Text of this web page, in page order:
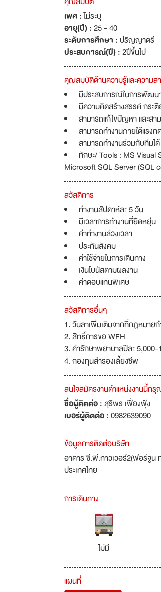
เพศ :ไม่ระบุ
อายุ(ปี) :25 - 40
ระดับการศึกษา :ปริญญาตรี
ประสบการณ์(ปี) :2ปีขึ้นไป
คุณสมบัติด้านความรู้และความส
มีประสบการณ์ในการพัฒน
มีความคิดสร้างสรรค์ กระตื
สามารถแก้ไขปัญหา และสา
สามารถทำงานภายใต้แรงก
สามารถทำงานร่วมกับทีมได้
ทักษะ/ Tools : MS
Microsoft SQL Server (SQL
สวัสดิการ
ทำงานสัปดาห์ละ 5 วัน
มีเวลาการทำงานที่ยืดหยุ่น
ค่าทำงานล่วงเวลา
ประกันสังคม
ค่าใช้จ่ายในการเดินทาง
เงินโบนัสตามผลงาน
ค่าตอบแทนพิเศษ
สวัสดิการอื่นๆ
1. วันลาเพิ่มเติมจากที่กฏหมาย
2. สิทธิ์การขอ WFH
3. ค่ารักษาพยาบาลปีละ 5,000-
4. กองทุนสำรองเลี้ยงชีพ
สนใจสมัครงานตำแหน่งงานนี้ก
ชื่อผู้ติดต่อ :สุรีพร เฟื่องฟุ้ง
เบอร์ผู้ติดต่อ :0982639090
ข้อมูลการติดต่อบริษัท
อาคาร ซี.พี.ทาวเวอร์2(ฟอร์จูน
ประเทศไทย
การเดินทาง
ไม่มี
แผนที่